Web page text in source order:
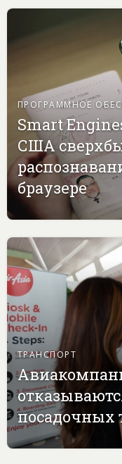
ПРОГРАММНОЕ
Smart
США
браузере
ТРАНСПОРТ
посадочных